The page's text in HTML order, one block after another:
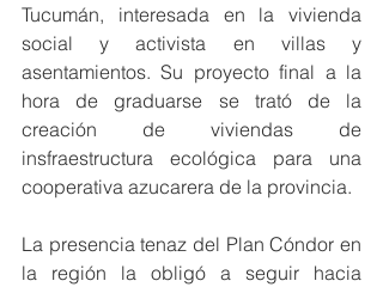
Tucumán, interesada en la vivienda
social y activista en villas y
asentamientos. Su proyecto final a la
hora de graduarse se trató de la
creación de viviendas de
insfraestructura ecológica para una
cooperativa azucarera de la provincia.
La presencia tenaz del Plan Cóndor en
la región la obligó a seguir hacia